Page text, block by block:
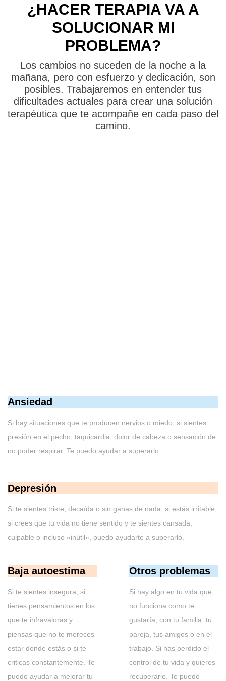
¿HACER TERAPIA VA A
SOLUCIONAR MI
PROBLEMA?
Los cambios no suceden de la noche a la
mañana, pero con esfuerzo y dedicación, son
posibles. Trabajaremos en entender tus
dificultades actuales para crear una solución
terapéutica que te acompañe en cada paso del
camino.
Ansiedad
Si hay situaciones que te producen nervios o miedo, si sientes
presión en el pecho, taquicardia, dolor de cabeza o sensación de
no poder respirar. Te puedo ayudar a superarlo.
Depresión
Si te sientes triste, decaída o sin ganas de nada, si estás irritable,
si crees que tu vida no tiene sentido y te sientes cansada,
culpable o incluso «inútil», puedo ayudarte a superarlo.
Baja autoestima
Si te sientes insegura, si
tienes pensamientos en los
que te infravaloras y
piensas que no te mereces
estar donde estás o si te
criticas constantemente. Te
puedo ayudar a mejorar tu
Otros problemas
Si hay algo en tu vida que
no funciona como te
gustaría, con tu familia, tu
pareja, tus amigos o en el
trabajo. Si has perdido el
control de tu vida y quieres
recuperarlo. Te puedo